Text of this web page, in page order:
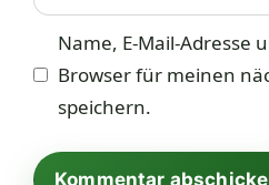
Name, E-Mail-Adresse
Browser für meinen
speichern.